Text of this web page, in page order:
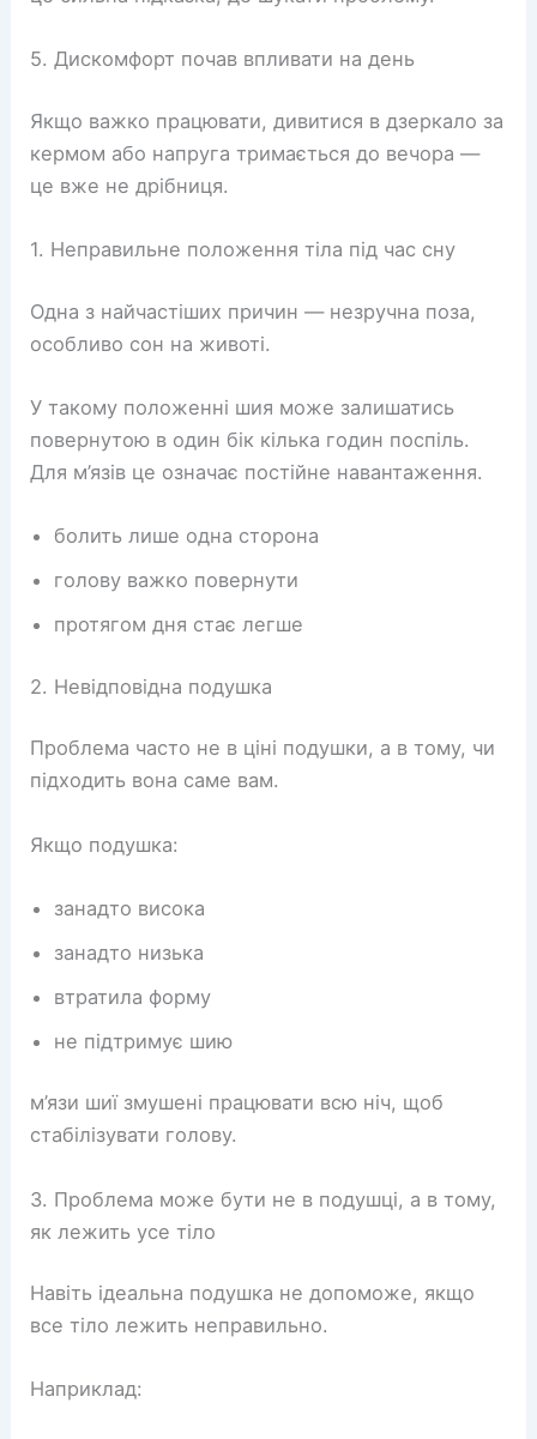
5. Дискомфорт почав впливати на день
Якщо важко працювати, дивитися в дзеркало за
кермом або напруга тримається до вечора —
це вже не дрібниця.
1. Неправильне положення тіла під час сну
Одна з найчастіших причин — незручна поза,
особливо сон на животі.
У такому положенні шия може залишатись
повернутою в один бік кілька годин поспіль.
Для м’язів це означає постійне навантаження.
болить лише одна сторона
голову важко повернути
протягом дня стає легше
2. Невідповідна подушка
Проблема часто не в ціні подушки, а в тому, чи
підходить вона саме вам.
Якщо подушка:
занадто висока
занадто низька
втратила форму
не підтримує шию
м’язи шиї змушені працювати всю ніч, щоб
стабілізувати голову.
3. Проблема може бути не в подушці, а в тому,
як лежить усе тіло
Навіть ідеальна подушка не допоможе, якщо
все тіло лежить неправильно.
Наприклад: